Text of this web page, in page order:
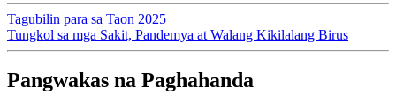
Tagubilin para sa Taon 2025
Tungkol sa mga Sakit, Pandemya at Walang Kikilalang Birus
Pangwakas na Paghahanda